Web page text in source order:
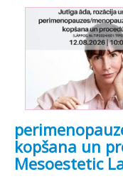
kopšana un
Mesoestetic